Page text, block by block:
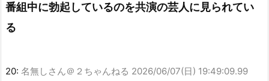
番組中に勃起しているのを共演の芸人に見られてい
る
20: 名無しさん＠２ちゃんねる 2026/06/07(日) 19:49:09.99